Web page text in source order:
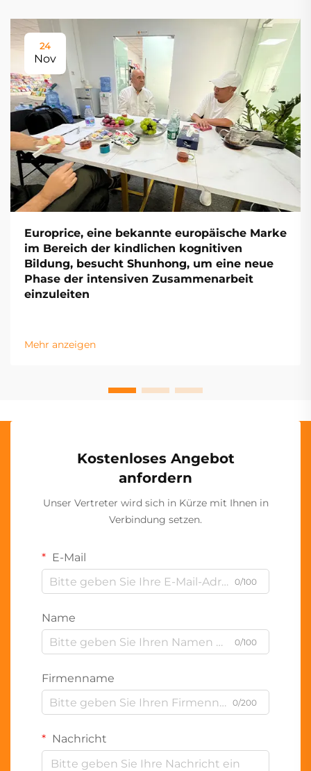
24
Nov
Europrice, eine bekannte europäische Marke
im Bereich der kindlichen kognitiven
Bildung, besucht Shunhong, um eine neue
Phase der intensiven Zusammenarbeit
einzuleiten
Mehr anzeigen
Kostenloses Angebot
anfordern
Unser Vertreter wird sich in Kürze mit Ihnen in
Verbindung setzen.
E-Mail
0/100
Name
0/100
Firmenname
0/200
Nachricht